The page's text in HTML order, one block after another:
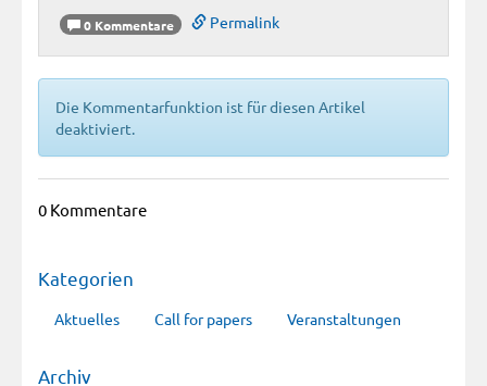
0 Kommentare Permalink
Die Kommentarfunktion ist für diesen Artikel
deaktiviert.
0 Kommentare
Kategorien
Aktuelles Call for papers Veranstaltungen
Archiv